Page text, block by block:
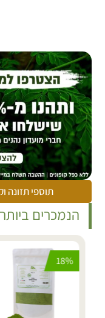
תוספי תזונה
הנמכרים ביותר
18%